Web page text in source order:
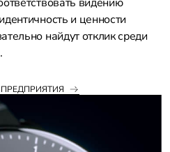
и ценности
найдут отклик среди